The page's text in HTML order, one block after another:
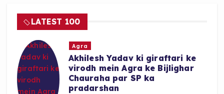
LATEST 100
Agra
Akhilesh Yadav ki giraftari ke
virodh mein Agra ke Bijlighar
Chauraha par SP ka
pradarshan